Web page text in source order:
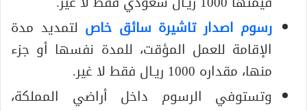
رسوم اصدار تاشيرة سائق خاص لتمديد مدة
الإقامة للعمل المؤقت، للمدة نفسها أو جزء
منها، مقداره 1000 ريـال فقط لا غير.
وتستوفي الرسوم داخل أراضي المملكة،